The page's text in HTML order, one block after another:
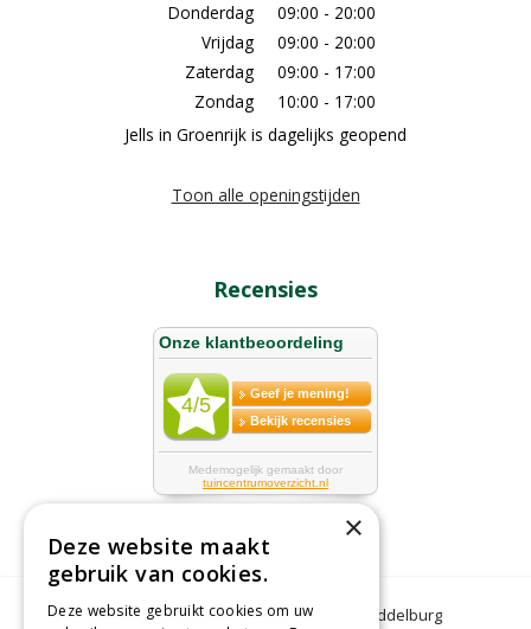
Donderdag
09:00 - 20:00
Vrijdag
09:00 - 20:00
Zaterdag
09:00 - 17:00
Zondag
10:00 - 17:00
Jells in Groenrijk is dagelijks geopend
Toon alle openingstijden
Recensies
Bloemen Middelburg
Dierenwinkel Middelburg
×
Deze website maakt
gebruik van cookies.
Deze website gebruikt cookies om uw